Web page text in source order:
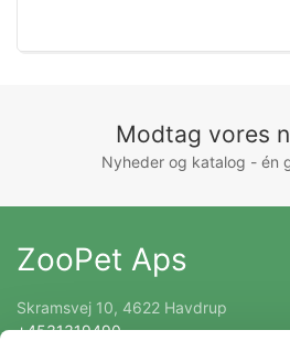
Modtag vores
Nyheder og katalog - én
ZooPet Aps
Skramsvej 10, 4622 Havdrup
+4531319490